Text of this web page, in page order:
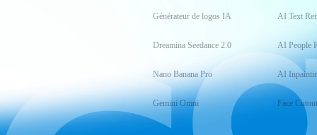
Générateur de logos IA
Dreamina Seedance 2.0
Nano Banana Pro
Gemini Omni
AI Text
AI People
AI
Face Cutout